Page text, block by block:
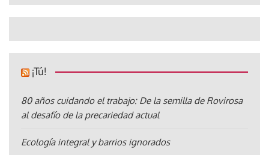
¡Tú!
80 años cuidando el trabajo: De la semilla de Rovirosa
al desafío de la precariedad actual
Ecología integral y barrios ignorados